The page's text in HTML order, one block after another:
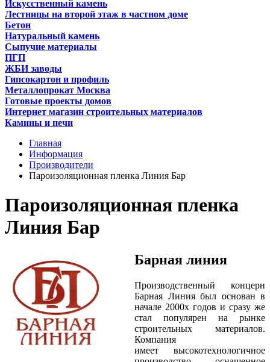
Искусственный камень
Лестницы на второй этаж в частном доме
Бетон
Натуральный камень
Сыпучие материалы
ПГП
ЖБИ заводы
Гипсокартон и профиль
Металлопрокат Москва
Готовые проекты домов
Интернет магазин строительных материалов
Камины и печи
Главная
Информация
Производители
Пароизоляционная пленка Линия Бар
Пароизоляционная пленка
Линия Бар
Барная линия
Производственный концерн
Барная Линия был основан в
начале 2000х годов и сразу же
стал популярен на рынке
строительных материалов.
Компания
имеет высокотехнологичное